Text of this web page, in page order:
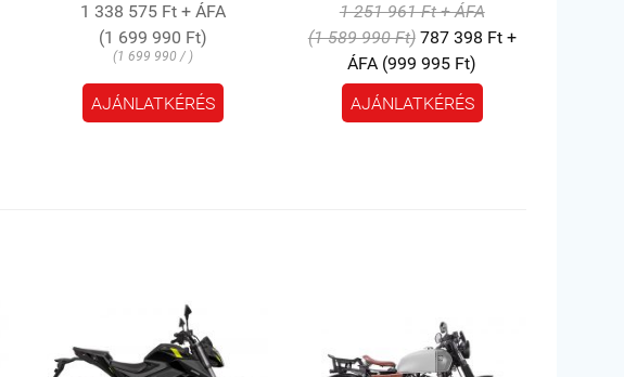
1 338 575 Ft + ÁFA
(1 699 990 Ft)
(1 699 990 / )
AJÁNLATKÉRÉS
1 251 961 Ft + ÁFA
(1 589 990 Ft) 787 398 Ft +
ÁFA (999 995 Ft)
AJÁNLATKÉRÉS